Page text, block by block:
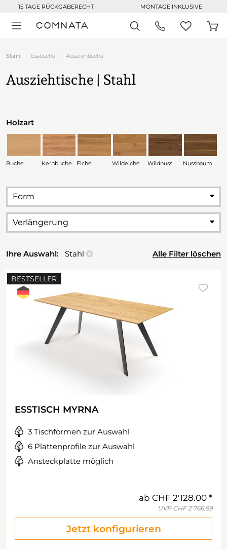
15 TAGE RÜCKGABERECHT MONTAGE INKLUSIVE
Start Esstische Ausziehtische
Ausziehtische | Stahl
Holzart
Buche Kernbuche Eiche Wildeiche Wildnuss Nussbaum
Form
Verlängerung
Ihre Auswahl: Stahl Alle Filter löschen
BESTSELLER
ESSTISCH MYRNA
3 Tischformen zur Auswahl
6 Plattenprofile zur Auswahl
Ansteckplatte möglich
ab CHF 2'128.00
UVP CHF 2'766.99
Jetzt konfigurieren